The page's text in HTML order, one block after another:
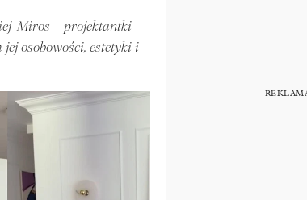
Miros – projektantki
osobowości, estetyki i